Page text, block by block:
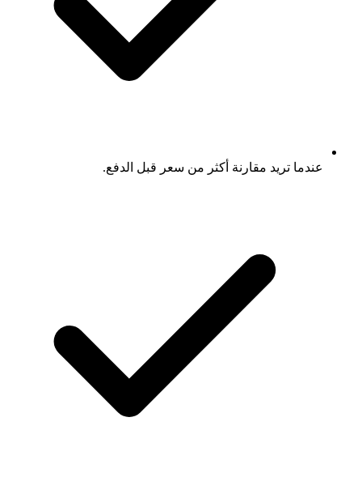
عندما تريد مقارنة أكثر من سعر قبل الدفع.